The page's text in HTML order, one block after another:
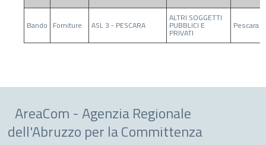
Bando Forniture ASL 3 - PESCARA
ALTRI SOGGETTI
PUBBLICI E
PRIVATI
Pescara
AreaCom - Agenzia Regionale
dell'Abruzzo per la Committenza